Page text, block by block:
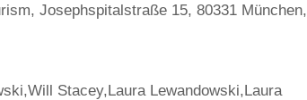
Josephspitalstraße 15, 80331 München,
Stacey,Laura Lewandowski,Laura